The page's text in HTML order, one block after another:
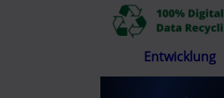
Entwicklung